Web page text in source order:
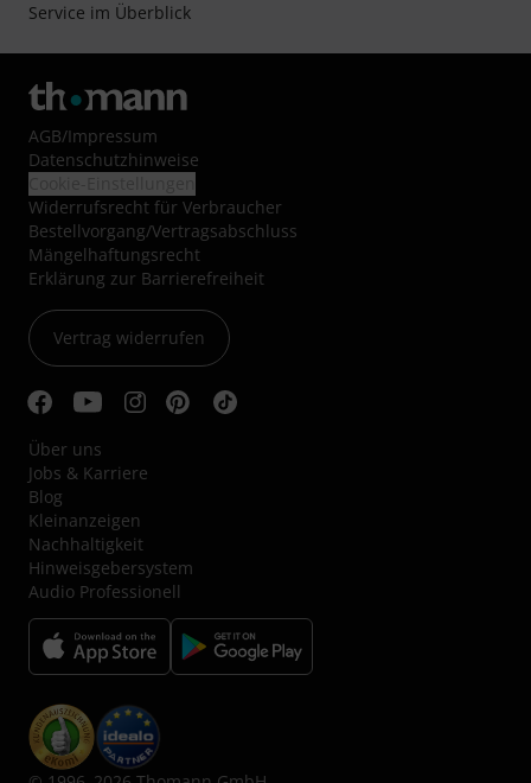
Service im Überblick
AGB/Impressum
Datenschutzhinweise
Widerrufsrecht für Verbraucher
Bestellvorgang/Vertragsabschluss
Mängelhaftungsrecht
Erklärung zur Barrierefreiheit
Vertrag widerrufen
Über uns
Jobs & Karriere
Blog
Kleinanzeigen
Nachhaltigkeit
Hinweisgebersystem
Audio Professionell